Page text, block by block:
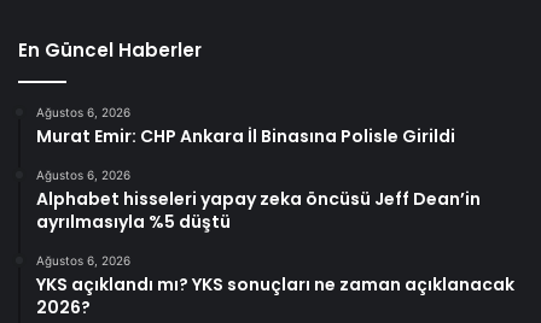
En Güncel Haberler
Ağustos 6, 2026
Murat Emir: CHP Ankara İl Binasına Polisle Girildi
Ağustos 6, 2026
Alphabet hisseleri yapay zeka öncüsü Jeff Dean’in
ayrılmasıyla %5 düştü
Ağustos 6, 2026
YKS açıklandı mı? YKS sonuçları ne zaman açıklanacak
2026?